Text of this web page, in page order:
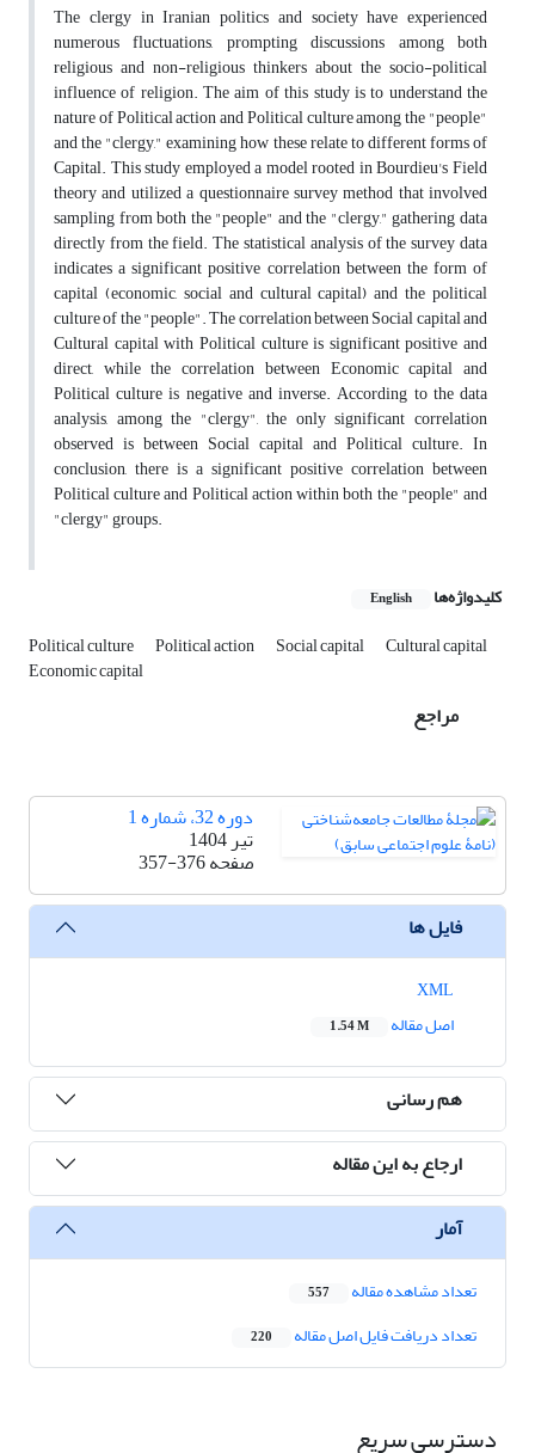
The clergy in Iranian politics and society have experienced
numerous fluctuations, prompting discussions among both
religious and non-religious thinkers about the socio-political
influence of religion. The aim of this study is to understand the
nature of Political action and Political culture among the "people"
and the "clergy," examining how these relate to different forms of
Capital. This study employed a model rooted in Bourdieu's Field
theory and utilized a questionnaire survey method that involved
sampling from both the "people" and the "clergy," gathering data
directly from the field. The statistical analysis of the survey data
indicates a significant positive correlation between the form of
capital (economic, social and cultural capital) and the political
culture of the "people". The correlation between Social capital and
Cultural capital with Political culture is significant positive and
direct, while the correlation between Economic capital and
Political culture is negative and inverse. According to the data
analysis, among the "clergy", the only significant correlation
observed is between Social capital and Political culture. In
conclusion, there is a significant positive correlation between
Political culture and Political action within both the "people" and
"clergy" groups.
کلیدواژه‌ها English
Political culture Political action Social capital Cultural capital
Economic capital
مراجع
دوره 32، شماره 1
تیر 1404
صفحه357-376
فایل ها
اصل مقاله
1.54 M
هم رسانی
ارجاع به این مقاله
آمار
تعداد مشاهده مقاله 557
تعداد دریافت فایل اصل مقاله 220
دسترسی سریع